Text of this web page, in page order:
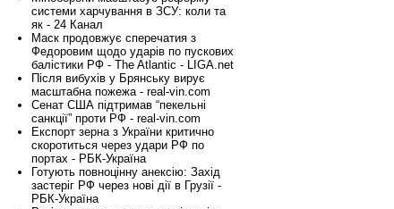
системи харчування в ЗСУ: коли та
як - 24 Канал
Маск продовжує сперечатия з
Федоровим щодо ударів по пускових
балістики РФ - The Atlantic - LIGA.net
Після вибухів у Брянську вирує
масштабна пожежа - real-vin.com
Сенат США підтримав “пекельні
санкції” проти РФ - real-vin.com
Експорт зерна з України критично
скоротиться через удари РФ по
портах - РБК-Україна
Готують повноцінну анексію: Захід
застеріг РФ через нові дії в Грузії -
РБК-Україна